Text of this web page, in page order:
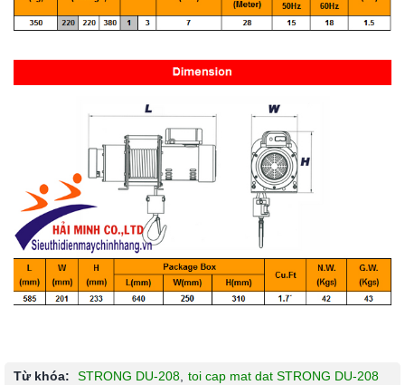
Từ khóa: STRONG DU-208, toi cap mat dat STRONG DU-208